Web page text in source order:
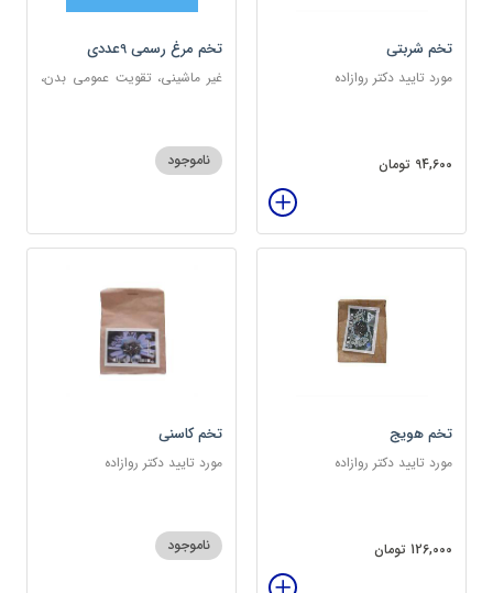
تخم شربتی
مورد تایید دکتر روازاده
94,600 تومان
تخم مرغ رسمی 9عددی
غیر ماشینی، تقویت عمومی بدن،
ناموجود
تخم هویج
مورد تایید دکتر روازاده
126,000 تومان
تخم کاسنی
مورد تایید دکتر روازاده
ناموجود